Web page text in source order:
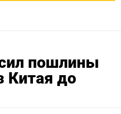
пошлины
Китая до